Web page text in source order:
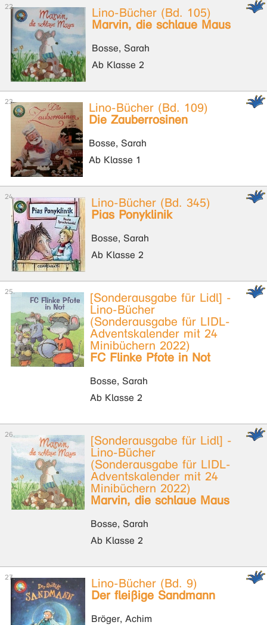
Lino-Bücher (Bd. 105)
Marvin, die schlaue Maus
Bosse, Sarah
Ab Klasse 2
Lino-Bücher (Bd. 109)
Die Zauberrosinen
Bosse, Sarah
Ab Klasse 1
Lino-Bücher (Bd. 345)
Pias Ponyklinik
Bosse, Sarah
Ab Klasse 2
[Sonderausgabe für Lidl] -
Lino-Bücher
(Sonderausgabe für LIDL-
Adventskalender mit 24
Minibüchern 2022)
FC Flinke Pfote in Not
Bosse, Sarah
Ab Klasse 2
[Sonderausgabe für Lidl] -
Lino-Bücher
(Sonderausgabe für LIDL-
Adventskalender mit 24
Minibüchern 2022)
Marvin, die schlaue Maus
Bosse, Sarah
Ab Klasse 2
Lino-Bücher (Bd. 9)
Der fleißige Sandmann
Bröger, Achim